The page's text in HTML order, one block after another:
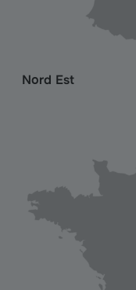
Nord Est